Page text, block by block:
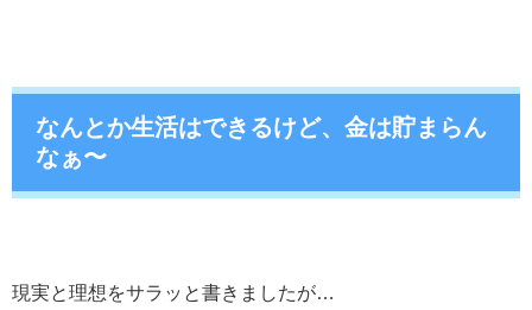
なんとか生活はできるけど、金は貯まらん
なぁ〜
現実と理想をサラッと書きましたが…